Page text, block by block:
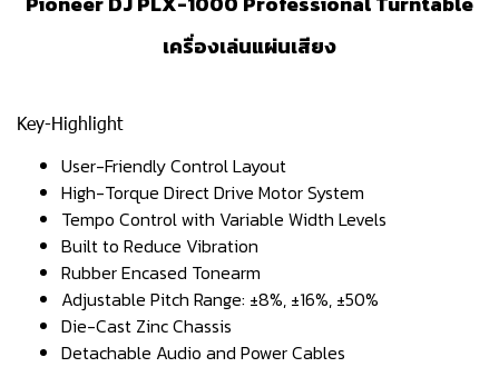
เครื่องเล่นแผ่นเสียง
Key-Highlight
User-Friendly Control Layout
High-Torque Direct Drive Motor System
Tempo Control with Variable Width Levels
Built to Reduce Vibration
Rubber Encased Tonearm
Adjustable Pitch Range: ±8%, ±16%, ±50%
Die-Cast Zinc Chassis
Detachable Audio and Power Cables